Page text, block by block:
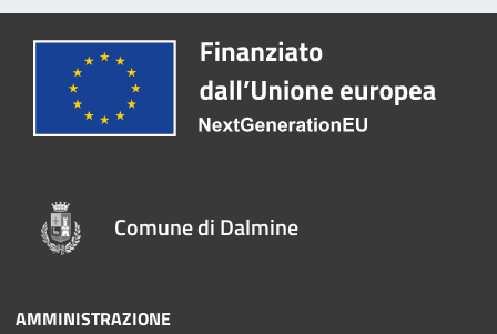
Comune di Dalmine
AMMINISTRAZIONE